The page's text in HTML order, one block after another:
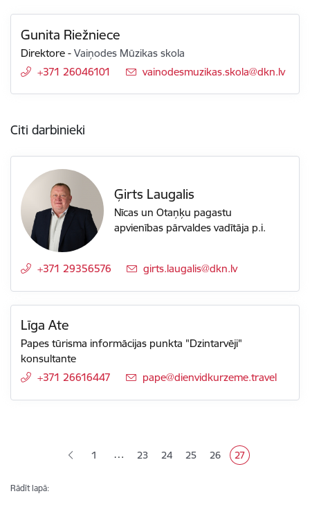
Gunita Riežniece
Direktore -Vaiņodes Mūzikas skola
+371 26046101
E-pasts:
vainodesmuzikas.skola@dkn.lv
Citi darbinieki
Ģirts Laugalis
Nīcas un Otaņķu pagastu
apvienības pārvaldes vadītāja p.i.
+371 29356576 E-pasts:
girts.laugalis@dkn.lv
Līga Ate
Papes tūrisma informācijas punkta "Dzintarvēji"
konsultante
+371 26616447
E-pasts:
pape@dienvidkurzeme.travel
Lapošana 1 … Lapa
23 Lapa
24 Lapa
25 Lapa
26 Pašreizējā lapa
27
Rādīt lapā: